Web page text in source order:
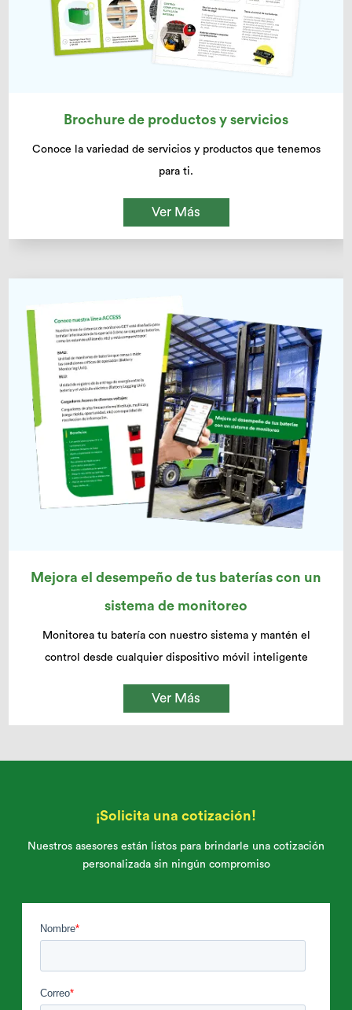
Brochure de productos y servicios
Conoce la variedad de servicios y productos que tenemos
para ti.
Ver Más
Mejora el desempeño de tus baterías con un
sistema de monitoreo
Monitorea tu batería con nuestro sistema y mantén el
control desde cualquier dispositivo móvil inteligente
Ver Más
¡Solicita una cotización!
Nuestros asesores están listos para brindarle una cotización
personalizada sin ningún compromiso